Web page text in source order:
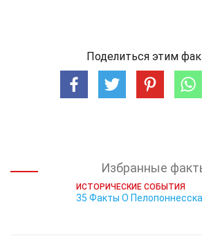
Поделиться этим
Избранные
ИСТОРИЧЕСКИЕ СОБЫТИЯ
35 Факты О